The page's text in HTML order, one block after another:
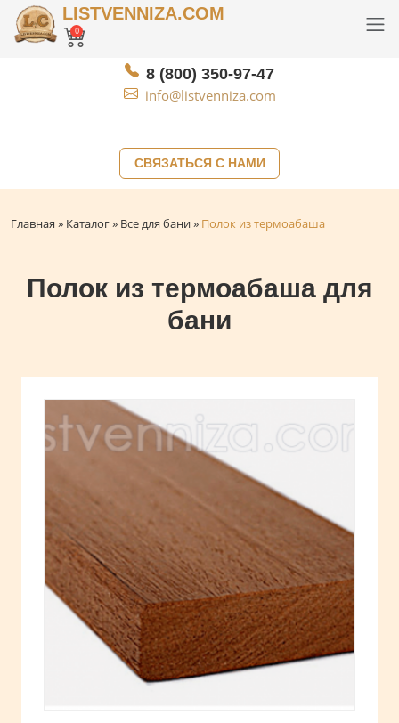
СВЯЗАТЬСЯ С НАМИ
LISTVENNIZA.COM
0
8 (800) 350-97-47
info@listvenniza.com
Главная » Каталог» Все для бани» Полок из термоабаша
Полок из термоабаша для
бани